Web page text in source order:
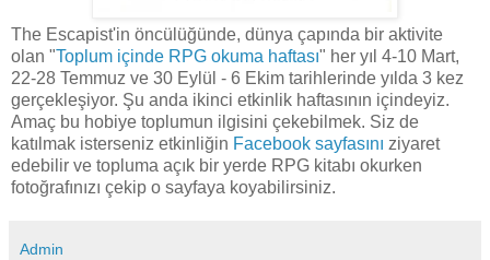
The Escapist'in öncülüğünde, dünya çapında bir aktivite
olan "Toplum içinde RPG okuma haftası" her yıl 4-10 Mart,
22-28 Temmuz ve 30 Eylül - 6 Ekim tarihlerinde yılda 3 kez
gerçekleşiyor. Şu anda ikinci etkinlik haftasının içindeyiz.
Amaç bu hobiye toplumun ilgisini çekebilmek. Siz de
katılmak isterseniz etkinliğin Facebook sayfasını ziyaret
edebilir ve topluma açık bir yerde RPG kitabı okurken
fotoğrafınızı çekip o sayfaya koyabilirsiniz.
Admin